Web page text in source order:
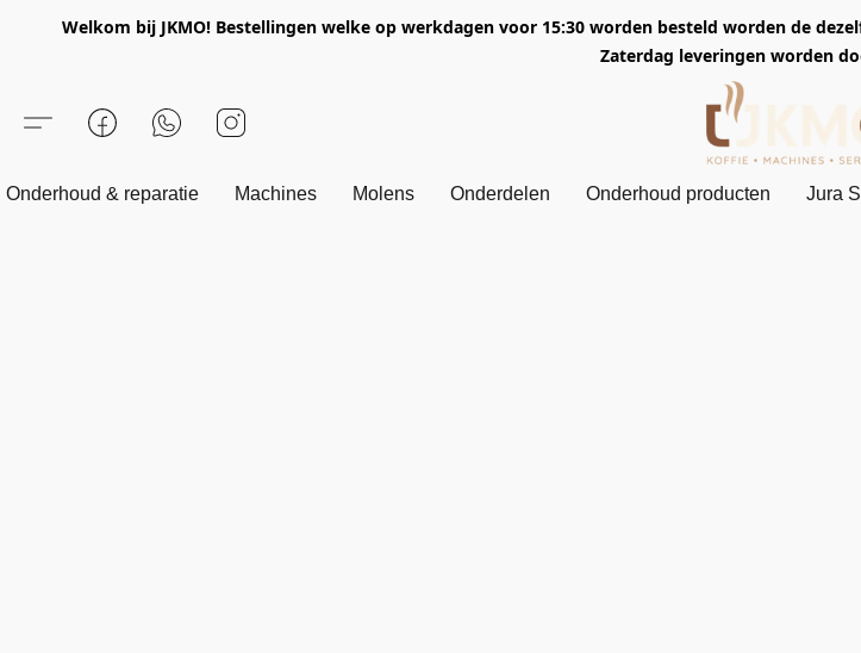
Welkom bij JKMO! Bestellingen welke op werkdagen voor 15:30 worden besteld worden de
Zaterdag leveringen worden
Onderhoud & reparatie Machines Molens Onderdelen Onderhoud producten Jura